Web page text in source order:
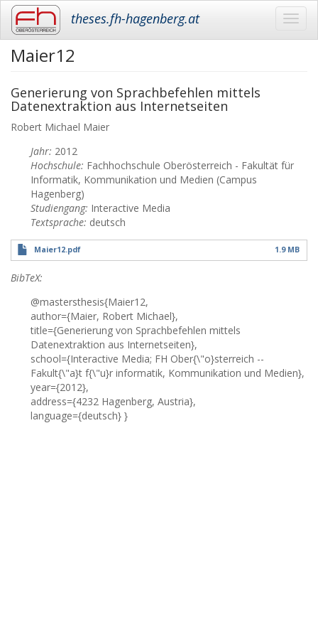
Skip
content
theses.fh-hagenberg.at
Maier12
Generierung von Sprachbefehlen mittels
Datenextraktion aus Internetseiten
Robert Michael Maier
Jahr: 2012
Hochschule: Fachhochschule Oberösterreich - Fakultät für
Informatik, Kommunikation und Medien (Campus
Hagenberg)
Studiengang: Interactive Media
Textsprache: deutsch
Maier12.pdf 1.9 MB
BibTeX:
@mastersthesis{Maier12,
author={Maier, Robert Michael},
title={Generierung von Sprachbefehlen mittels
Datenextraktion aus Internetseiten},
school={Interactive Media; FH Ober{\"o}sterreich --
Fakult{\"a}t f{\"u}r informatik, Kommunikation und Medien},
year={2012},
address={4232 Hagenberg, Austria},
language={deutsch} }